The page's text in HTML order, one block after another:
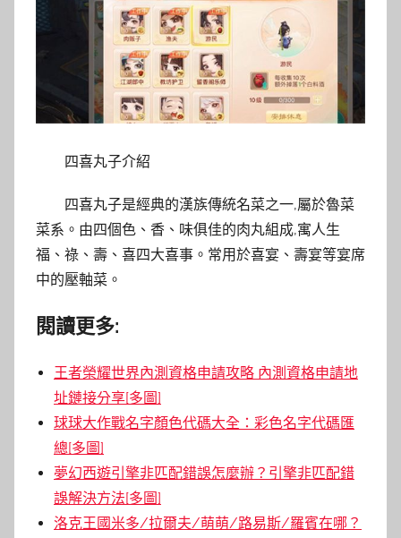
四喜丸子介紹
四喜丸子是經典的漢族傳統名菜之一,屬於魯菜
菜系。由四個色、香、味俱佳的肉丸組成,寓人生
福、祿、壽、喜四大喜事。常用於喜宴、壽宴等宴席
中的壓軸菜。
閱讀更多:
王者榮耀世界內測資格申請攻略 內測資格申請地
址鏈接分享[多圖]
球球大作戰名字顏色代碼大全：彩色名字代碼匯
總[多圖]
夢幻西遊引擎非匹配錯誤怎麼辦？引擎非匹配錯
誤解決方法[多圖]
洛克王國米多/拉爾夫/萌萌/路易斯/羅賓在哪？